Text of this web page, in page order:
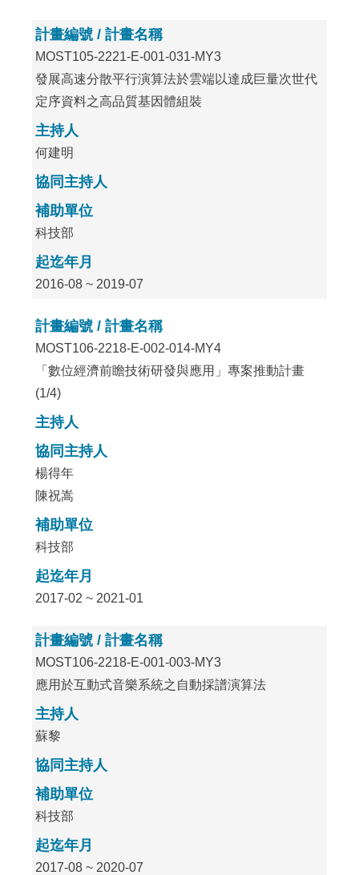
計畫編號 / 計畫名稱
MOST105-2221-E-001-031-MY3
發展高速分散平行演算法於雲端以達成巨量次世代
定序資料之高品質基因體組裝
主持人
何建明
協同主持人
補助單位
科技部
起迄年月
2016-08 ~ 2019-07
計畫編號 / 計畫名稱
MOST106-2218-E-002-014-MY4
「數位經濟前瞻技術研發與應用」專案推動計畫
(1/4)
主持人
協同主持人
楊得年
陳祝嵩
補助單位
科技部
起迄年月
2017-02 ~ 2021-01
計畫編號 / 計畫名稱
MOST106-2218-E-001-003-MY3
應用於互動式音樂系統之自動採譜演算法
主持人
蘇黎
協同主持人
補助單位
科技部
起迄年月
2017-08 ~ 2020-07